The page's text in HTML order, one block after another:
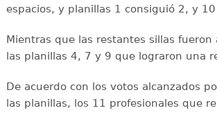
espacios, y planillas 1 consiguió 2, y
Mientras que las restantes sillas fueron
las planillas 4, 7 y 9 que lograron una
De acuerdo con los votos alcanzados
las planillas, los 11 profesionales que